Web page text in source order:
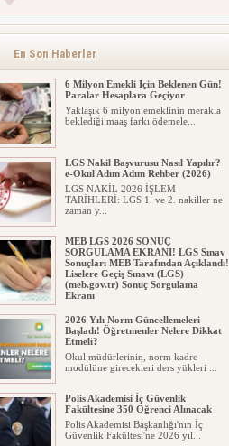
En Son Haberler
Sahipleri Dikkat
Emlak vergisinde gelecek yıl için esas
6 Milyon Emekli İçin Beklenen Gün!
Paralar Hesaplara Geçiyor
Yaklaşık 6 milyon emeklinin merakla
beklediği maaş farkı ödemele...
LGS Nakil Başvurusu Nasıl Yapılır?
e-Okul Adım Adım Rehber (2026)
LGS NAKİL 2026 İŞLEM
TARİHLERİ: LGS 1. ve 2. nakiller ne
zaman y...
MEB LGS 2026 SONUÇ
SORGULAMA EKRANI! LGS Sınav
Sonuçları MEB Tarafından Açıklandı!
Liselere Geçiş Sınavı (LGS)
(meb.gov.tr) Sonuç Sorgulama
Ekranı
Milyonlarca öğrenci için ...
2026 Yılı Norm Güncellemeleri
Başladı! Öğretmenler Nelere Dikkat
Etmeli?
Okul müdürlerinin, norm kadro
modülüne girecekleri ders yükleri ...
Polis Akademisi İç Güvenlik
Fakültesine 350 Öğrenci Alınacak
Polis Akademisi Başkanlığı'nın İç
Güvenlik Fakültesi'ne 2026 yıl...